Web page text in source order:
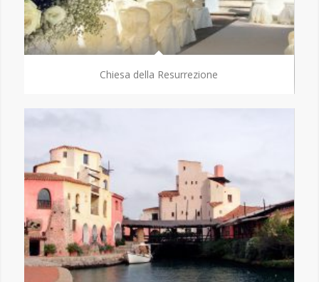
Chiesa della Resurrezione